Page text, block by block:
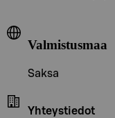
Valmistusmaa
Saksa
Yhteystiedot